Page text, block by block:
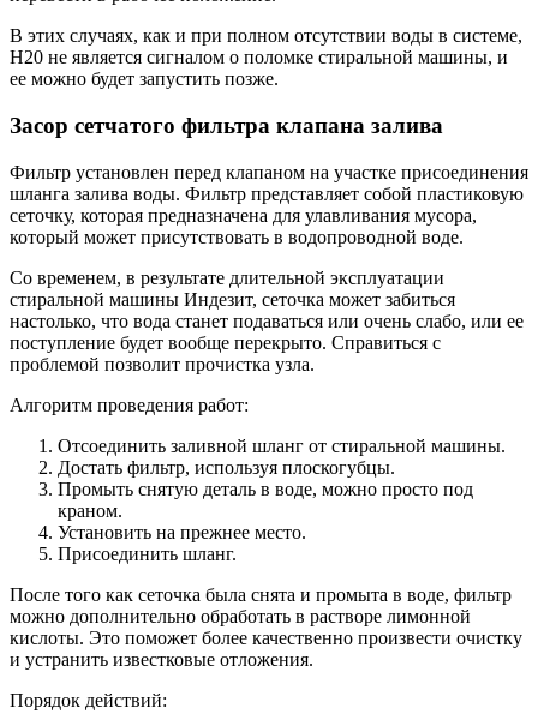
В этих случаях, как и при полном отсутствии воды в системе,
H20 не является сигналом о поломке стиральной машины, и
ее можно будет запустить позже.
Засор сетчатого фильтра клапана залива
Фильтр установлен перед клапаном на участке присоединения
шланга залива воды. Фильтр представляет собой пластиковую
сеточку, которая предназначена для улавливания мусора,
который может присутствовать в водопроводной воде.
Со временем, в результате длительной эксплуатации
стиральной машины Индезит, сеточка может забиться
настолько, что вода станет подаваться или очень слабо, или ее
поступление будет вообще перекрыто. Справиться с
проблемой позволит прочистка узла.
Алгоритм проведения работ:
Отсоединить заливной шланг от стиральной машины.
Достать фильтр, используя плоскогубцы.
Промыть снятую деталь в воде, можно просто под
краном.
Установить на прежнее место.
Присоединить шланг.
После того как сеточка была снята и промыта в воде, фильтр
можно дополнительно обработать в растворе лимонной
кислоты. Это поможет более качественно произвести очистку
и устранить известковые отложения.
Порядок действий: